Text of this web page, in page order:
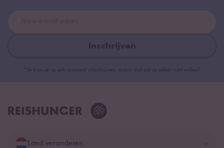
Inschrijven
*Je kan je op elk moment uitschrijven, maar dat zal je zeker niet willen!
Land veranderen